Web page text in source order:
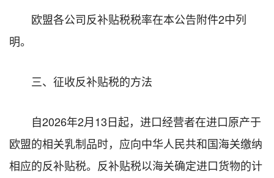
欧盟各公司反补贴税税率在本公告附件2中列
明。
三、征收反补贴税的方法
自2026年2月13日起，进口经营者在进口原产于
欧盟的相关乳制品时，应向中华人民共和国海关缴纳
相应的反补贴税。反补贴税以海关确定进口货物的计